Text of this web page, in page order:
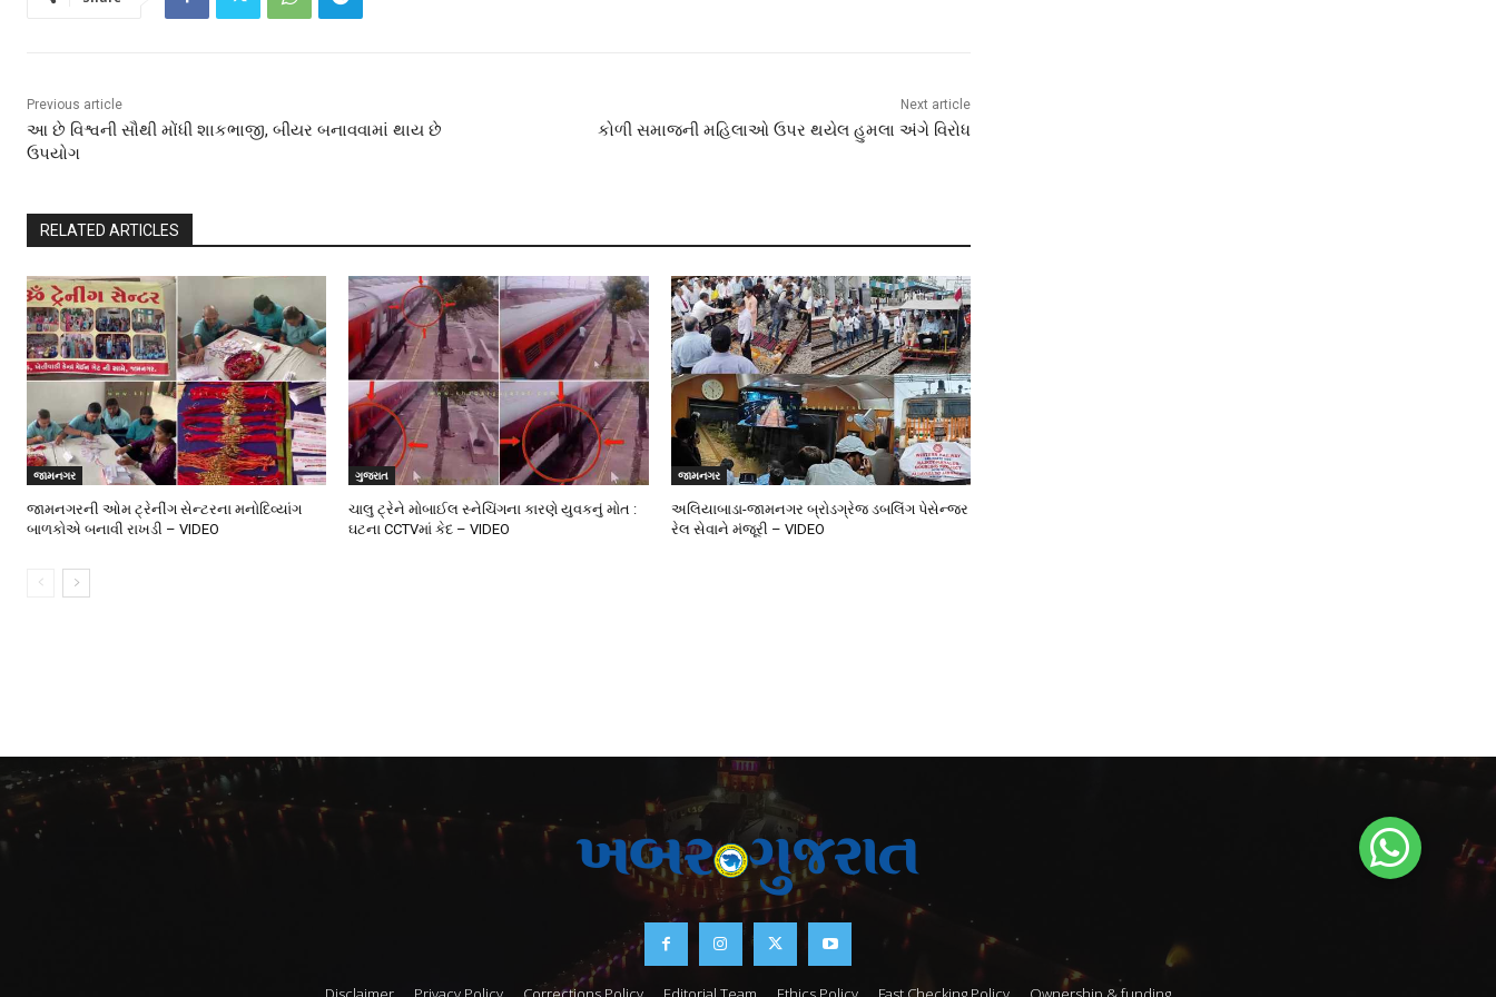
Previous article
આ છે વિશ્વની સૌથી મોંધી શાકભાજી, બીયર બનાવવામાં થાય છે
ઉપયોગ
Next article
કોળી સમાજની મહિલાઓ ઉપર થયેલ હુમલા અંગે વિરોધ
RELATED ARTICLES
જામનગર
જામનગરની ઓમ ટ્રેનીંગ સેન્ટરના મનોદિવ્યાંગ
બાળકોએ બનાવી રાખડી – VIDEO
ગુજરાત
ચાલુ ટ્રેને મોબાઈલ સ્નેચિંગના કારણે યુવકનું મોત :
ઘટના CCTVમાં કેદ – VIDEO
જામનગર
અલિયાબાડા-જામનગર બ્રોડગ્રેજ ડબલિંગ પેસેન્જર
રેલ સેવાને મંજૂરી – VIDEO